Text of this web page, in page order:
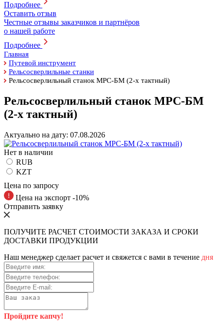
Подробнее
Оставить отзыв
Честные отзывы заказчиков и партнёров
о нашей работе
Подробнее
Главная
Путевой инструмент
Рельсосверлильные станки
Рельсосверлильный станок МРС-БМ (2-х тактный)
Рельсосверлильный станок МРС-БМ
(2-х тактный)
Актуально на дату: 07.08.2026
Нет в наличии
RUB
KZT
Цена по запросу
Цена на экспорт -10%
Отправить заявку
ПОЛУЧИТЕ РАСЧЕТ СТОИМОСТИ ЗАКАЗА И СРОКИ
ДОСТАВКИ ПРОДУКЦИИ
Наш менеджер сделает расчет и свяжется с вами в течение дня
Пройдите капчу!